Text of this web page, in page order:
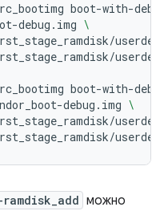
boot-with-
debug.img \
boot-with-
debug.img \
можно